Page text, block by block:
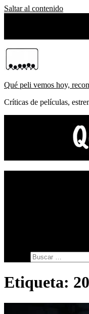
Saltar al contenido
Qué peli vemos hoy,
Críticas de películas,
Etiqueta: